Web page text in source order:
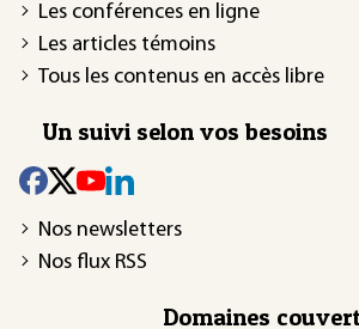
Les conférences en ligne
Les articles témoins
Tous les contenus en accès libre
Un suivi selon vos besoins
Nos newsletters
Nos flux RSS
Domaines